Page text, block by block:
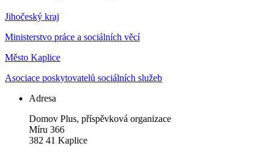
Jihočeský kraj
Ministerstvo práce a sociálních věcí
Město Kaplice
Asociace poskytovatelů sociálních služeb
Adresa
Domov Plus, příspěvková organizace
Míru 366
382 41 Kaplice